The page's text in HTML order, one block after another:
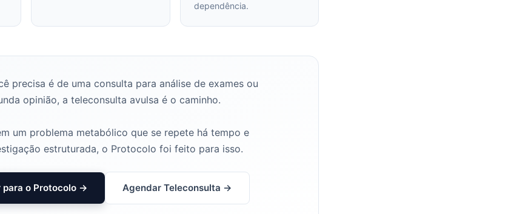
dependência.
precisa é de uma consulta para análise de exames ou
opinião, a teleconsulta avulsa é o caminho.
um problema metabólico que se repete há tempo e
estruturada, o Protocolo foi feito para isso.
para o Protocolo → Agendar Teleconsulta →